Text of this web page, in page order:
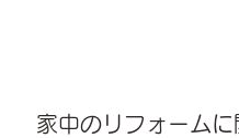
家中のリフォームに